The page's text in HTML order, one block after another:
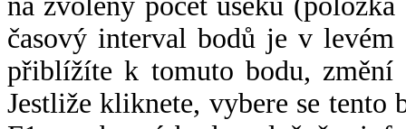
časový interval bodů je v
přiblížíte k tomuto bodu,
Jestliže kliknete, vybere se tento